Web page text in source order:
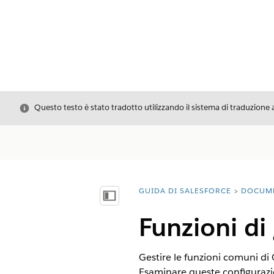
Chiudi
Questo testo è stato tradotto utilizzando il sistema di
Mostra sommario
Ti trovi qui:
GUIDA DI SALESFORCE
Funzioni
Gestire le funzioni comuni di